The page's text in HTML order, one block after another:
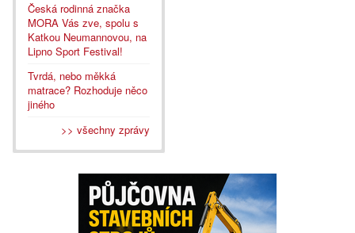
Česká rodinná značka
MORA Vás zve, spolu s
Katkou Neumannovou, na
Lipno Sport Festival!
Tvrdá, nebo měkká
matrace? Rozhoduje něco
jiného
>> všechny zprávy